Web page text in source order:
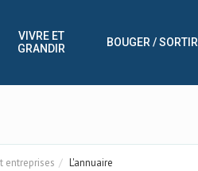
VIVRE ET
GRANDIR
BOUGER / SORTIR
entreprises L'annuaire